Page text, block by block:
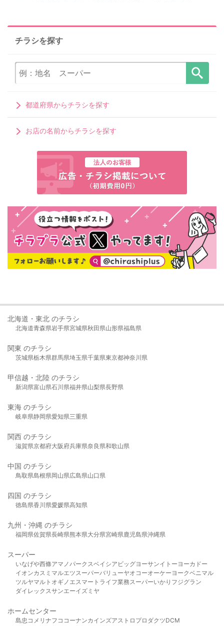
チラシを探す
都道府県からチラシを探す
お店の名前からチラシを探す
北海道・東北 のチラシ
北海道青森県岩手県宮城県秋田県山形県福島県
関東 のチラシ
茨城県栃木県群馬県埼玉県千葉県東京都神奈川県
甲信越・北陸 のチラシ
新潟県富山県石川県福井県山梨県長野県
東海 のチラシ
岐阜県静岡県愛知県三重県
関西 のチラシ
滋賀県京都府大阪府兵庫県奈良県和歌山県
中国 のチラシ
鳥取県島根県岡山県広島県山口県
四国 のチラシ
徳島県香川県愛媛県高知県
九州・沖縄 のチラシ
福岡県佐賀県長崎県熊本県大分県宮崎県鹿児島県沖縄県
スーパー
いなげや西條アマノパークスベイシア ビッグヨーサンイトーヨーカドー
イオンカスミ マルエツスーパーバリューヤオコーオーケー ヨークベニマル
ツルヤマルト オギノ エスマート ライフ業務スーパーいかり フジグラン
ダイレックスサンエーイズミヤ
ホームセンター
島忠 コメリ ナフコ コーナンカインズアストロプロダクツDCM